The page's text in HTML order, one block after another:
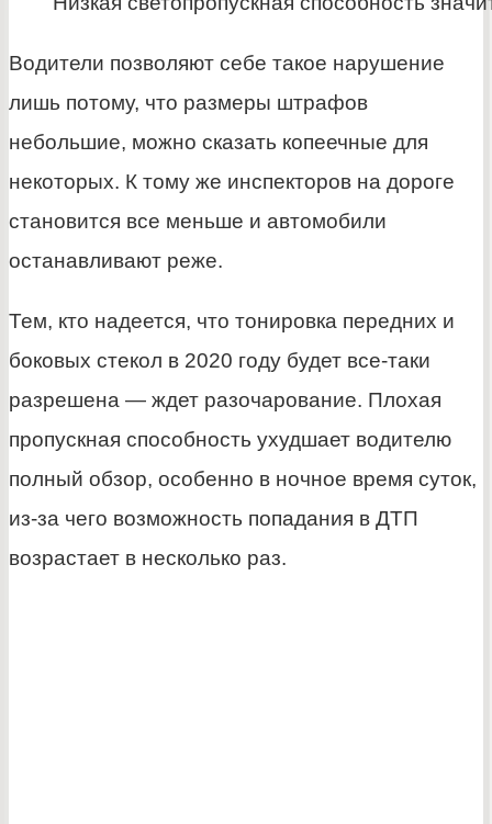
Водители позволяют себе такое нарушение
лишь потому, что размеры штрафов
небольшие, можно сказать копеечные для
некоторых. К тому же инспекторов на дороге
становится все меньше и автомобили
останавливают реже.
Тем, кто надеется, что тонировка передних и
боковых стекол в 2020 году будет все-таки
разрешена — ждет разочарование. Плохая
пропускная способность ухудшает водителю
полный обзор, особенно в ночное время суток,
из-за чего возможность попадания в ДТП
возрастает в несколько раз.